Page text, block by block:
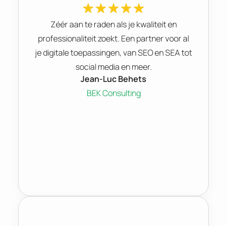
Zéér aan te raden als je kwaliteit en
professionaliteit zoekt. Een partner voor al
je digitale toepassingen, van SEO en SEA tot
social media en meer.
Jean-Luc Behets
BEK Consulting